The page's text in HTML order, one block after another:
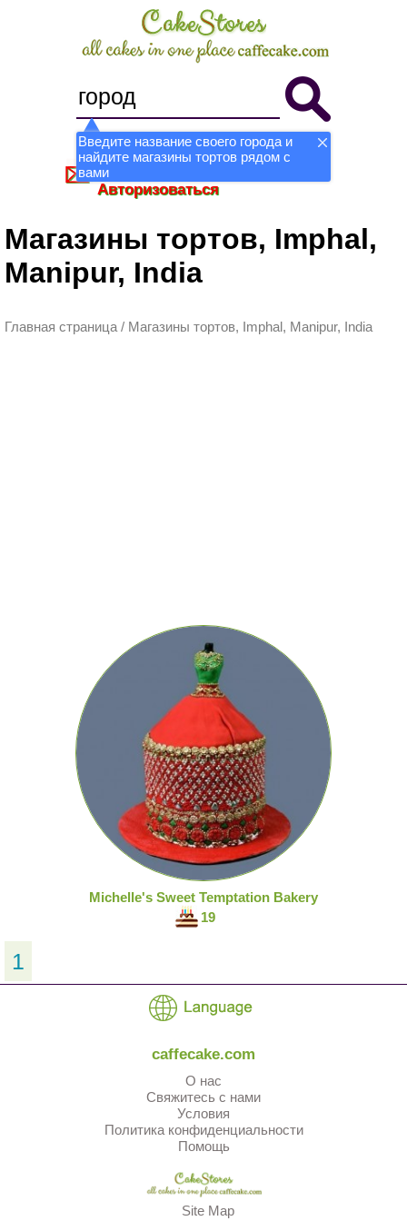
Введите название своего города и
найдите магазины тортов рядом с
вамиСтать магазином
Авторизоваться
Магазины тортов, Imphal,
Manipur, India
Главная страница / Магазины тортов, Imphal, Manipur, India
Michelle's Sweet Temptation Bakery
19
1
caffecake.com
О нас
Свяжитесь с нами
Условия
Политика конфиденциальности
Помощь
Site Map